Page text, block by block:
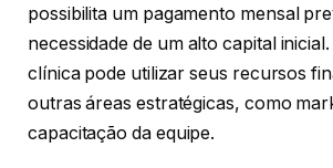
possibilita um pagamento mensal
necessidade de um alto capital
clínica pode utilizar seus recursos
outras áreas estratégicas, como
capacitação da equipe.